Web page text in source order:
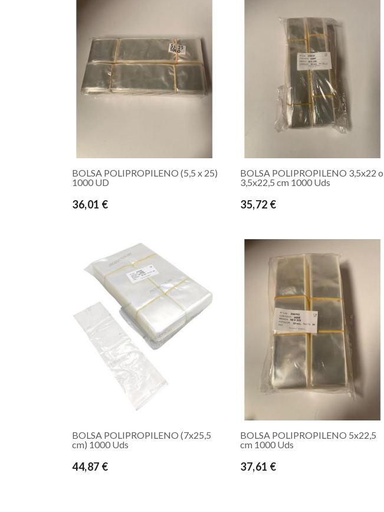
BOLSA POLIPROPILENO (5,5 x 25)
1000 UD
36,01 €
BOLSA POLIPROPILENO 3,5x22 o
3,5x22,5 cm 1000 Uds
35,72 €
BOLSA POLIPROPILENO (7x25,5
cm) 1000 Uds
44,87 €
BOLSA POLIPROPILENO 5x22,5
cm 1000 Uds
37,61 €